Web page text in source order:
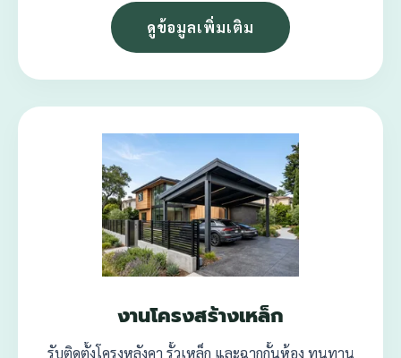
ดูข้อมูลเพิ่มเติม
งานโครงสร้างเหล็ก
รับติดตั้งโครงหลังคา รั้วเหล็ก และฉากกั้นห้อง ทนทาน